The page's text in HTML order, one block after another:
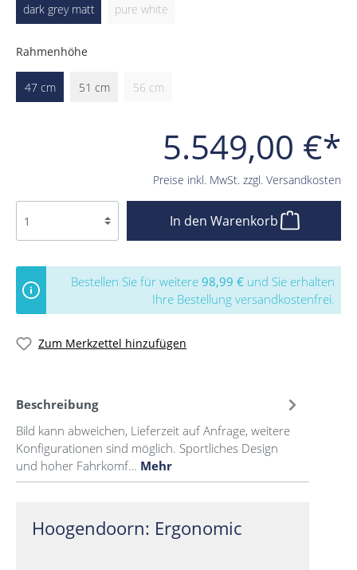
5.549,00 €*
Preise inkl. MwSt. zzgl. Versandkosten
dark grey matt pure white
Rahmenhöhe
47 cm 51 cm 56 cm
In den Warenkorb
Bestellen Sie für weitere 98,99 € und Sie erhalten
Ihre Bestellung versandkostenfrei.
Zum Merkzettel hinzufügen
Beschreibung
Bild kann abweichen, Lieferzeit auf Anfrage, weitere
Konfigurationen sind möglich. Sportliches Design
und hoher Fahrkomf… Mehr
Hoogendoorn: Ergonomic